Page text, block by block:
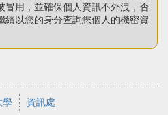
冒用，並確保個人資訊不外洩，否
續以您的身分查詢您個人的機密資
學 資訊處